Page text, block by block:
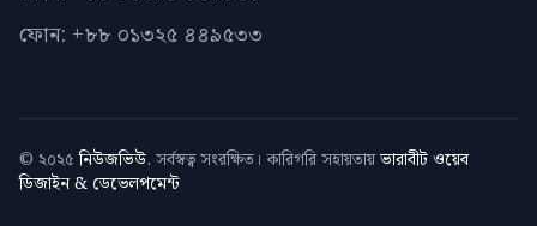
ফোন: +৮৮ ০১৩২৫ ৪৪৯৫৩৩
© ২০২৫ নিউজভিউ. সর্বস্বত্ব সংরক্ষিত। কারিগরি সহায়তায়ভারাবীট ওয়েব
ডিজাইন & ডেভেলপমেন্ট